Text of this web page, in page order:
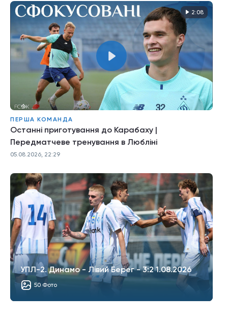
2:08
ПЕРША КОМАНДА
Останні приготування до Карабаху |
Передматчеве тренування в Любліні
05.08.2026, 22:29
УПЛ-2. Динамо - Лівий Берег - 3:2 1.08.2026
50 Фото